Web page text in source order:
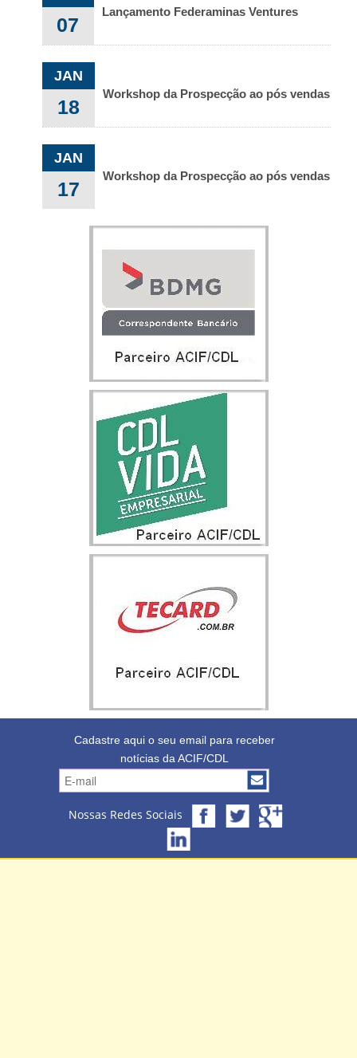
07
Lançamento Federaminas Ventures
JAN
18
Workshop da Prospecção ao pós vendas
JAN
17
Workshop da Prospecção ao pós vendas
Cadastre aqui o seu email para receber
notícias da ACIF/CDL
Nossas Redes Sociais